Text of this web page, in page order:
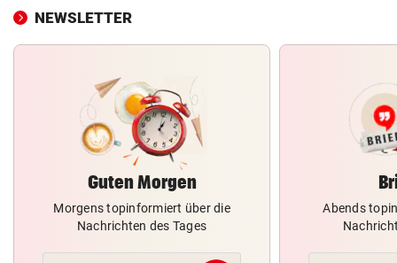
NEWSLETTER
Guten Morgen
Morgens topinformiert über die
Nachrichten des Tages
Abends